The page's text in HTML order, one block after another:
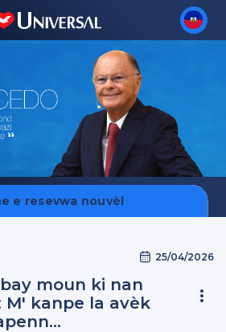
e resevwa nouvèl
25/04/2026
moun ki nan
M' kanpe la avèk